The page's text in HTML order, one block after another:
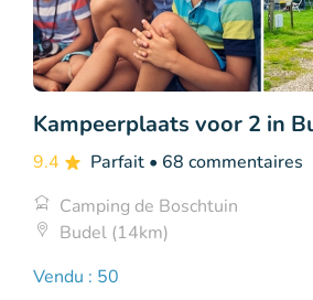
Kampeerplaats voor 2 in
9.4 Parfait • 68 commentaires
Camping de Boschtuin
Budel (14km)
Vendu : 50